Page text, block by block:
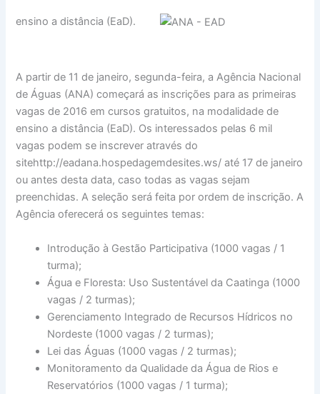
ensino a distância (EaD).
A partir de 11 de janeiro, segunda-feira, a Agência Nacional
de Águas (ANA) começará as inscrições para as primeiras
vagas de 2016 em cursos gratuitos, na modalidade de
ensino a distância (EaD). Os interessados pelas 6 mil
vagas podem se inscrever através do
sitehttp://eadana.hospedagemdesites.ws/ até 17 de janeiro
ou antes desta data, caso todas as vagas sejam
preenchidas. A seleção será feita por ordem de inscrição. A
Agência oferecerá os seguintes temas:
Introdução à Gestão Participativa (1000 vagas / 1
turma);
Água e Floresta: Uso Sustentável da Caatinga (1000
vagas / 2 turmas);
Gerenciamento Integrado de Recursos Hídricos no
Nordeste (1000 vagas / 2 turmas);
Lei das Águas (1000 vagas / 2 turmas);
Monitoramento da Qualidade da Água de Rios e
Reservatórios (1000 vagas / 1 turma);